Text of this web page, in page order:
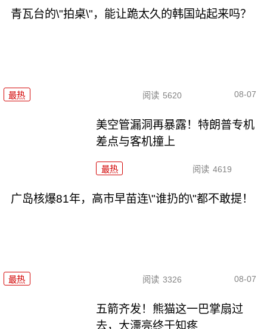
青瓦台的\"拍桌\"，能让跪太久的韩国站起来吗？
最热 阅读 5620 08-07
美空管漏洞再暴露！特朗普专机
差点与客机撞上
最热 阅读 4619
广岛核爆81年，高市早苗连\"谁扔的\"都不敢提！
最热 阅读 3326 08-07
五箭齐发！熊猫这一巴掌扇过
去，大漂亮终于知疼